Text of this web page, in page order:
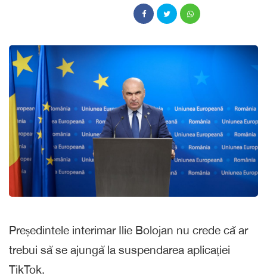
Președintele interimar Ilie Bolojan nu crede că ar
trebui să se ajungă la suspendarea aplicației
TikTok.